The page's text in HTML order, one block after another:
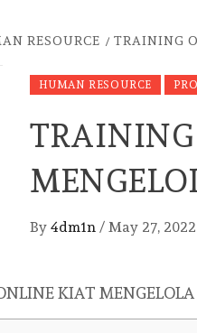
RESOURCE TRAINING
HUMAN RESOURCE
By 4dm1n / May 27, 2022
KIAT